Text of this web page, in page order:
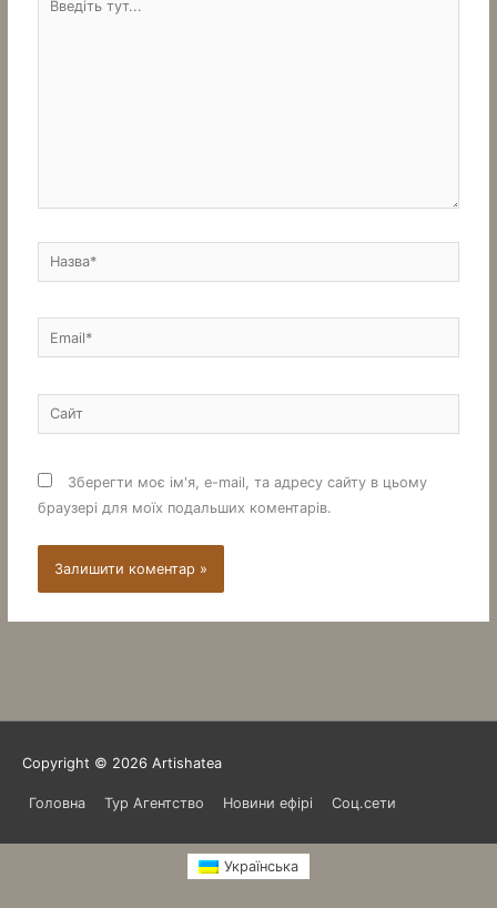
Назва*
Email*
Сайт
Зберегти моє ім'я, e-mail, та адресу сайту в цьому
браузері для моїх подальших коментарів.
Copyright © 2026 Artishatea
Головна Тур Агентство Новини ефірі Соц.сети
Українська